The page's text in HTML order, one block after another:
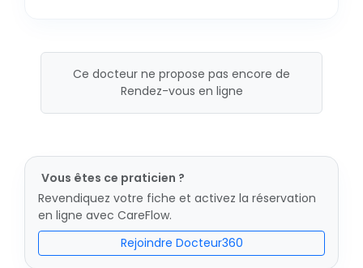
Ce docteur ne propose pas encore de
Rendez-vous en ligne
Vous êtes ce praticien ?
Revendiquez votre fiche et activez la réservation
en ligne avec CareFlow.
Rejoindre Docteur360